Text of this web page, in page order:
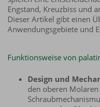
Engstand, Kreuzbiss und
Dieser Artikel gibt einen
Anwendungsgebiete und
Funktionsweise von
Design und
den oberen